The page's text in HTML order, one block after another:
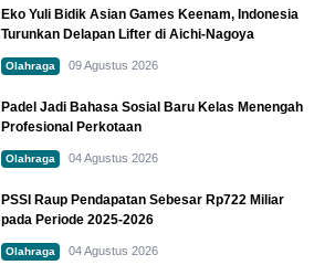
Eko Yuli Bidik Asian Games Keenam, Indonesia
Turunkan Delapan Lifter di Aichi-Nagoya
Olahraga 09 Agustus 2026
Padel Jadi Bahasa Sosial Baru Kelas Menengah
Profesional Perkotaan
Olahraga 04 Agustus 2026
PSSI Raup Pendapatan Sebesar Rp722 Miliar
pada Periode 2025-2026
Olahraga 04 Agustus 2026